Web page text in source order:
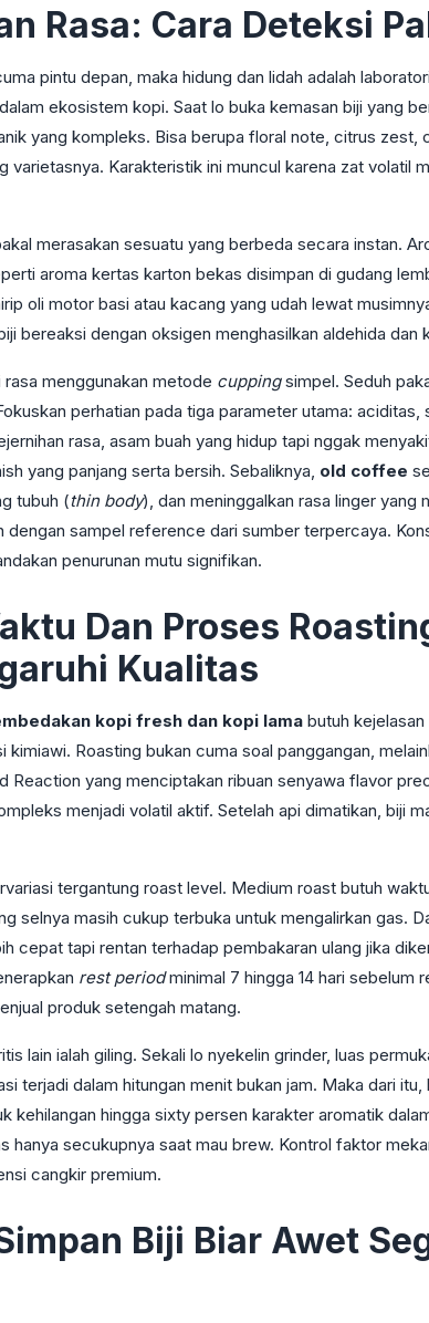
Rasa: Cara Deteksi
pintu depan, maka hidung dan lidah adalah
ekosistem kopi. Saat lo buka kemasan biji yang
yang kompleks. Bisa berupa floral note, citrus zest,
varietasnya. Karakteristik ini muncul karena zat volatil
merasakan sesuatu yang berbeda secara instan.
aroma kertas karton bekas disimpan di gudang
oli motor basi atau kacang yang udah lewat
bereaksi dengan oksigen menghasilkan aldehida dan
rasa menggunakan metode cuppingsimpel. Seduh
perhatian pada tiga parameter utama:
rasa, asam buah yang hidup tapi nggak
yang panjang serta bersih. Sebaliknya, old coffee
tubuh (thin body), dan meninggalkan rasa linger yang
dengan sampel reference dari sumber terpercaya.
penurunan mutu signifikan.
Dan Proses
Kualitas
kopi fresh dan kopi lama butuh
kimiawi. Roasting bukan cuma soal panggangan,
Reaction yang menciptakan ribuan senyawa flavor
menjadi volatil aktif. Setelah api dimatikan, biji
tergantung roast level. Medium roast butuh
selnya masih cukup terbuka untuk mengalirkan gas.
cepat tapi rentan terhadap pembakaran ulang jika
rest periodminimal 7 hingga 14 hari sebelum
produk setengah matang.
lain ialah giling. Sekali lo nyekelin grinder, luas
terjadi dalam hitungan menit bukan jam. Maka dari
kehilangan hingga sixty persen karakter aromatik
hanya secukupnya saat mau brew. Kontrol faktor
cangkir premium.
Biji Biar Awet